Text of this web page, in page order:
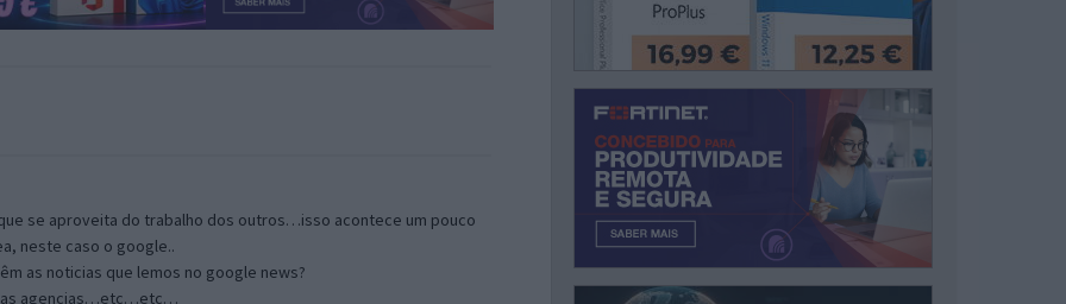
se aproveita do trabalho dos outros…isso acontece um pouco
neste caso o google..
as noticias que lemos no google news?
as agencias…etc…etc…